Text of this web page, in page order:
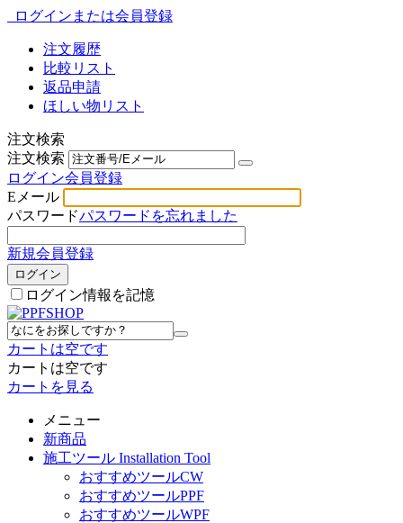
ログインまたは会員登録
注文履歴
比較リスト
返品申請
ほしい物リスト
注文検索
注文検索
ログイン会員登録
Eメール
パスワードパスワードを忘れました
新規会員登録
ログイン
ログイン情報を記憶
カートは空です
カートは空です
カートを見る
メニュー
新商品
施工ツール Installation Tool
おすすめツールCW
おすすめツールPPF
おすすめツールWPF